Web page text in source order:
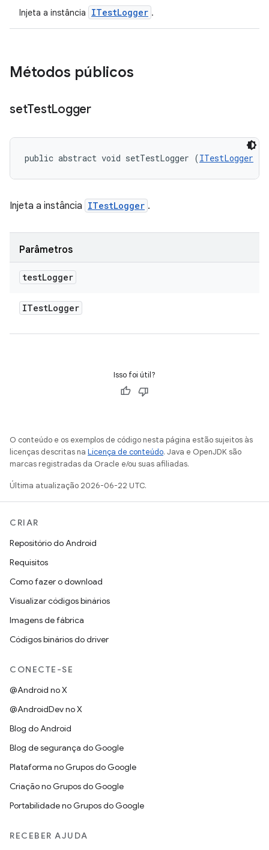
Injeta a instância ITestLogger .
Métodos públicos
setTestLogger
public abstract void setTestLogger (ITestLogger
Injeta a instância ITestLogger .
Parâmetros
testLogger
ITestLogger
Isso foi útil?
O conteúdo e os exemplos de código nesta página estão sujeitos às
licenças descritas na Licença de conteúdo. Java e OpenJDK são
marcas registradas da Oracle e/ou suas afiliadas.
Última atualização 2026-06-22 UTC.
CRIAR
Repositório do Android
Requisitos
Como fazer o download
Visualizar códigos binários
Imagens de fábrica
Códigos binários do driver
CONECTE-SE
@Android no X
@AndroidDev no X
Blog do Android
Blog de segurança do Google
Plataforma no Grupos do Google
Criação no Grupos do Google
Portabilidade no Grupos do Google
RECEBER AJUDA